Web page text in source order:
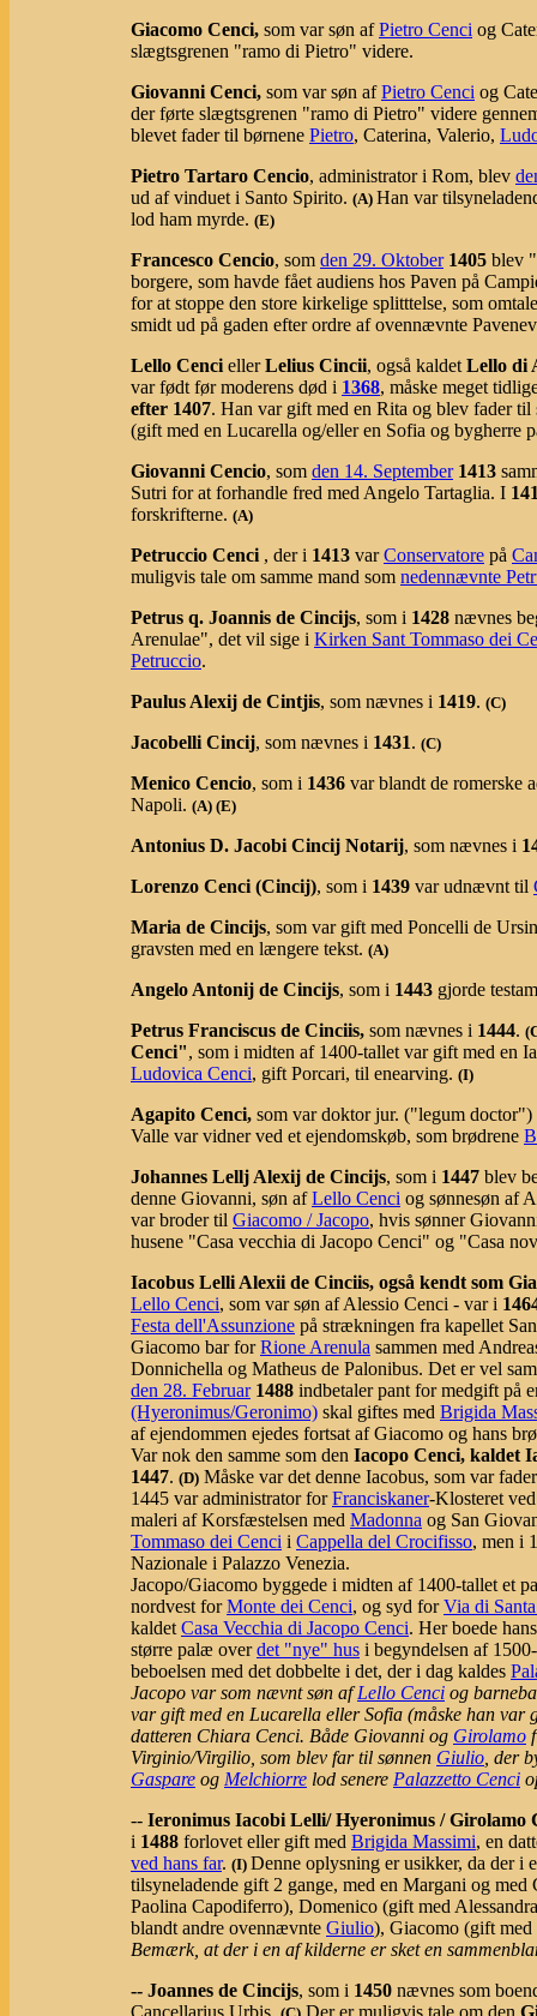
Giacomo Cenci, som var søn afPietro Cenci og
slægtsgrenen "ramo di Pietro" videre.
Giovanni Cenci, som var søn afPietro Cenci og
der førte slægtsgrenen "ramo di Pietro" videre
blevet fader til børnene Pietro, Caterina, Valerio,
Pietro Tartaro Cencio, administrator i Rom, blev
ud af vinduet i Santo Spirito. (A) Han var
lod ham myrde. (E)
Francesco Cencio, som den 29. Oktober 1405 blev
borgere, som havde fået audiens hos Paven på
for at stoppe den store kirkelige splitttelse, som
smidt ud på gaden efter ordre af ovennævnte
Lello Cenci ellerLelius Cincii, også kaldet Lello di
var født før moderens død i 1368, måske meget
efter 1407. Han var gift med en Rita og blev fader
(gift med en Lucarella og/eller en Sofia og bygherre
Giovanni Cencio, som den 14. September 1413
Sutri for at forhandle fred med Angelo Tartaglia. I
forskrifterne. (A)
Petruccio Cenci , der i 1413 varConservatore på
muligvis tale om samme mand som nedennævnte
Petrus q. Joannis de Cincijs, som i 1428 nævnes
Arenulae", det vil sige i Kirken Sant Tommaso dei
Petruccio.
Paulus Alexij de Cintjis, som nævnes i 1419. (C)
Jacobelli Cincij, som nævnes i 1431. (C)
Menico Cencio, som i 1436 var blandt de romerske
Napoli. (A) (E)
Antonius D. Jacobi Cincij Notarij, som nævnes i
Lorenzo Cenci (Cincij), som i 1439 var udnævnt til
Maria de Cincijs, som var gift med Poncelli de
gravsten med en længere tekst. (A)
Angelo Antonij de Cincijs, som i 1443 gjorde
Petrus Franciscus de Cinciis, som nævnes i 1444.
Cenci", som i midten af 1400-tallet var gift med en
Ludovica Cenci, gift Porcari, til enearving. (I)
Agapito Cenci, som var doktor jur. ("legum
Valle var vidner ved et ejendomskøb, som brødrene
Johannes Lellj Alexij de Cincijs, som i 1447 blev
denne Giovanni, søn afLello Cenci og sønnesøn af
var broder til Giacomo / Jacopo, hvis sønner
husene "Casa vecchia di Jacopo Cenci" og "Casa
Iacobus Lelli Alexii de Cinciis, også kendt som
Lello Cenci, som var søn af Alessio Cenci - var i
Festa dell'Assunzione på strækningen fra kapellet
Giacomo bar forRione Arenula sammen med
Donnichella og Matheus de Palonibus. Det er vel
den 28. Februar 1488 indbetaler pant for medgift på
(Hyeronimus/Geronimo) skal giftes med Brigida
af ejendommen ejedes fortsat af Giacomo og hans
Var nok den samme som den Iacopo Cenci, kaldet
1447. (D) Måske var det denne Iacobus, som var
1445 var administrator forFranciskaner-Klosteret
maleri af Korsfæstelsen med Madonna og San
Tommaso dei Cenci i Cappella del Crocifisso, men i
Nazionale i Palazzo Venezia.
Jacopo/Giacomo byggede i midten af 1400-tallet et
nordvest forMonte dei Cenci, og syd forVia di
kaldet Casa Vecchia di Jacopo Cenci. Her boede
større palæ overdet "nye" hus i begyndelsen af
beboelsen med det dobbelte i det, der i dag kaldes
Jacopo var som nævnt søn afLello Cenci og
var gift med en Lucarella eller Sofia (måske han
datteren Chiara Cenci. Både Giovanni og Girolamo
Virginio/Virgilio, som blev far til sønnen Giulio , der
Gaspare og Melchiorre lod senere Palazzetto Cenci
-- Ieronimus Iacobi Lelli/ Hyeronimus / Girolamo
i 1488 forlovet eller gift med Brigida Massimi, en
ved hans far. (I) Denne oplysning er usikker, da der i
tilsyneladende gift 2 gange, med en Margani og
Paolina Capodiferro), Domenico (gift med
blandt andre ovennævnte Giulio), Giacomo (gift
Bemærk, at der i en af kilderne er sket en
-- Joannes de Cincijs, som i 1450 nævnes som
Cancellarius Urbis.
Der er muligvis tale om den